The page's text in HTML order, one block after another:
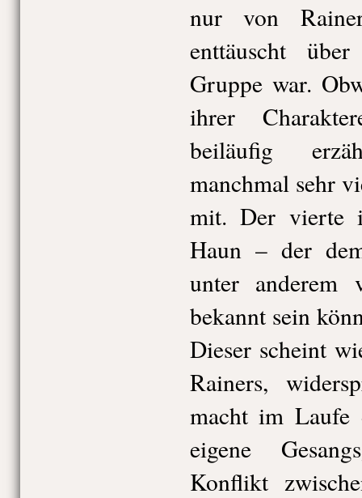
nur von
enttäuscht
Gruppe war.
ihrer
beiläufig
manchmal sehr
mit. Der vierte
Haun – der
unter anderem
bekannt sein
Dieser scheint
Rainers,
macht im Laufe
eigene
Konflikt